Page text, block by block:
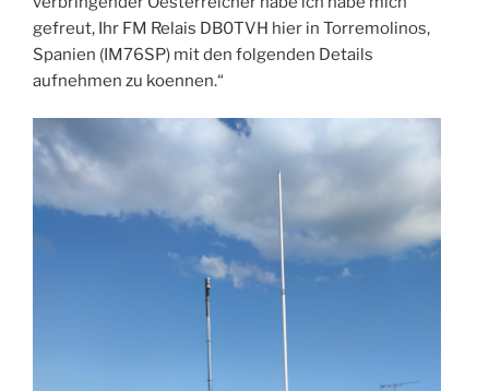
gefreut, Ihr FM Relais DB0TVH hier in Torremolinos,
Spanien (IM76SP) mit den folgenden Details
aufnehmen zu koennen.“